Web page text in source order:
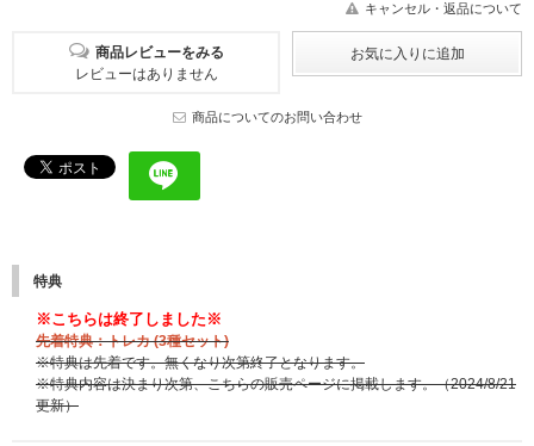
キャンセル・返品について
商品レビューをみる
レビューはありません
商品についてのお問い合わせ
特典
※こちらは終了しました※
先着特典：トレカ (3種セット)
※特典は先着です。無くなり次第終了となります。
※特典内容は決まり次第、こちらの販売ページに掲載します。（2024/8/21
更新）